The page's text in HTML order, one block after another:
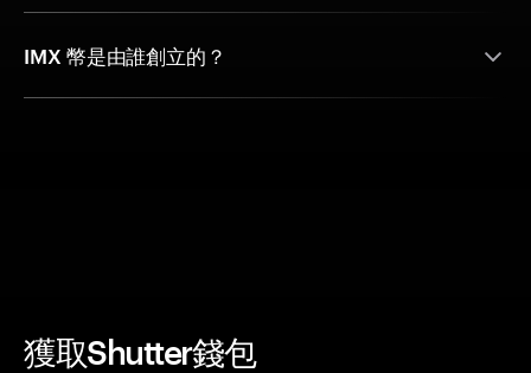
IMX 幣是由誰創立的？
獲取Shutter錢包